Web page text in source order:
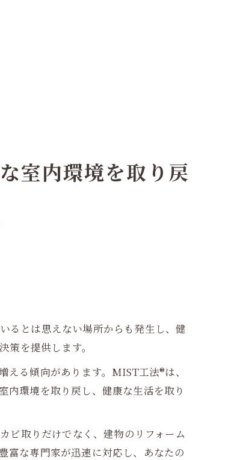
室内環境を取り戻
るとは思えない場所からも発生し、健
を提供します。
る傾向があります。MIST工法®は、
内環境を取り戻し、健康な生活を取り
ビ取りだけでなく、建物のリフォーム
富な専門家が迅速に対応し、あなたの